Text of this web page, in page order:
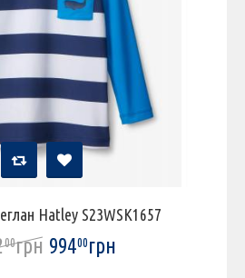
Hatley S23WSK1657
00грн 99400грн